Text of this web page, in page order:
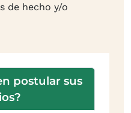
de hecho y/o
postular sus